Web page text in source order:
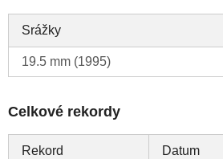
Srážky
19.5 mm (1995)
Celkové rekordy
Rekord Datum